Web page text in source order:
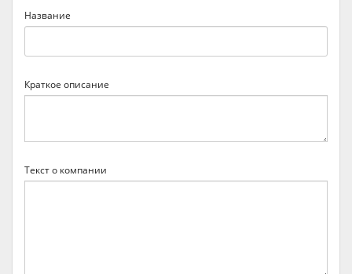
Название
Краткое описание
Текст о компании